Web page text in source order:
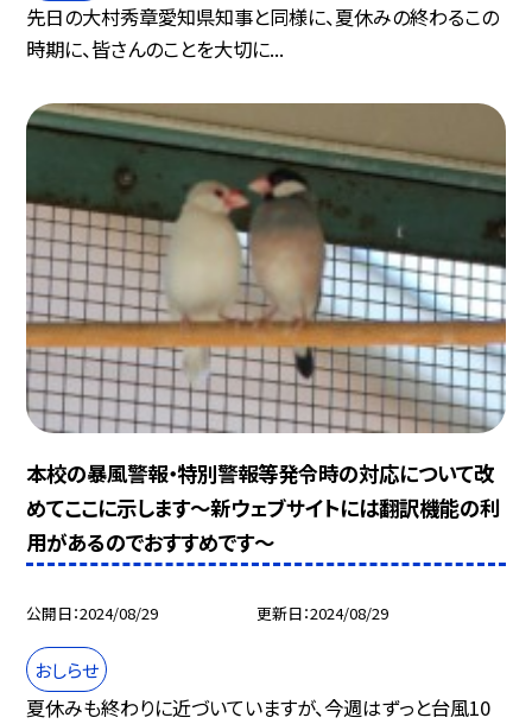
先日の大村秀章愛知県知事と同様に、夏休みの終わるこの
時期に、皆さんのことを大切に...
本校の暴風警報・特別警報等発令時の対応について改
めてここに示します～新ウェブサイトには翻訳機能の利
用があるのでおすすめです～
公開日 2024/08/29 更新日 2024/08/29
おしらせ
夏休みも終わりに近づいていますが、今週はずっと台風10